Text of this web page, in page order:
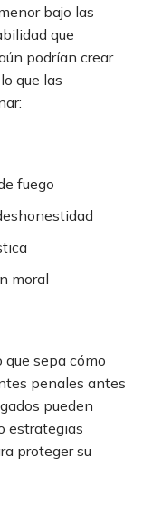
bajo las
que
podrían crear
que las
fuego
moral
sepa cómo
penales antes
pueden
estrategias
proteger su